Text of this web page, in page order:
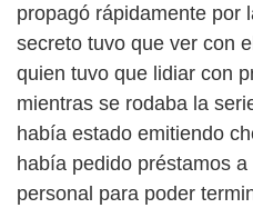
propagó rápidamente por
secreto tuvo que ver con
quien tuvo que lidiar con
mientras se rodaba la
había estado emitiendo
había pedido préstamos
personal para poder